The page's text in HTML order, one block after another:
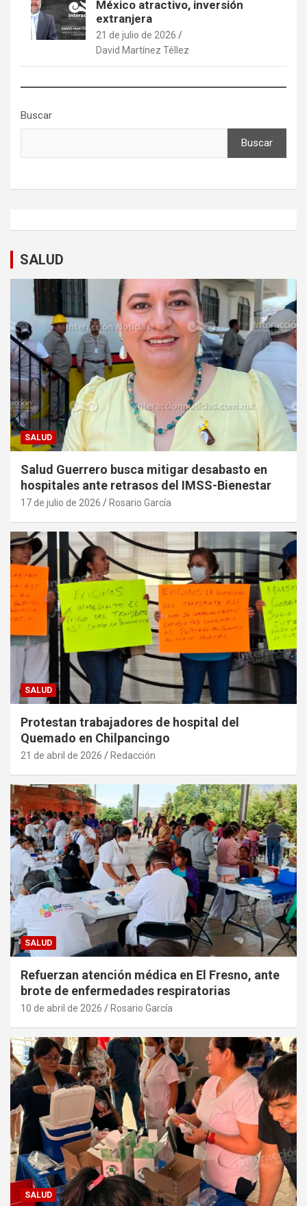
México atractivo, inversión
extranjera
21 de julio de 2026
David Martínez Téllez
Buscar
Buscar
SALUD
SALUD
Salud Guerrero busca mitigar desabasto en
hospitales ante retrasos del IMSS-Bienestar
17 de julio de 2026 Rosario García
SALUD
Protestan trabajadores de hospital del
Quemado en Chilpancingo
21 de abril de 2026 Redacción
SALUD
Refuerzan atención médica en El Fresno, ante
brote de enfermedades respiratorias
10 de abril de 2026 Rosario García
SALUD